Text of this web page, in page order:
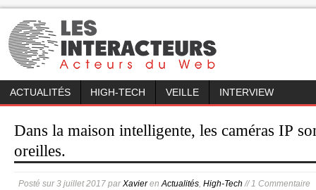
ACTUALITÉS HIGH-TECH VEILLE INTERVIEW
Dans la maison intelligente, les caméras IP
oreilles.
Posté sur3 juillet 2017 parXavierenActualités, High-Tech // 1 Commentaire